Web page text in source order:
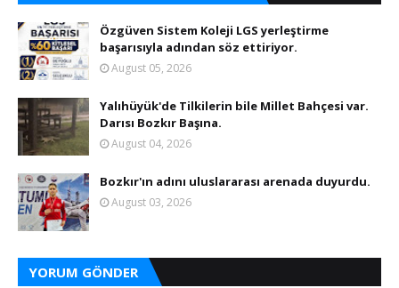
Özgüven Sistem Koleji LGS yerleştirme
başarısıyla adından söz ettiriyor.
August 05, 2026
Yalıhüyük'de Tilkilerin bile Millet Bahçesi var.
Darısı Bozkır Başına.
August 04, 2026
Bozkır'ın adını uluslararası arenada duyurdu.
August 03, 2026
YORUM GÖNDER